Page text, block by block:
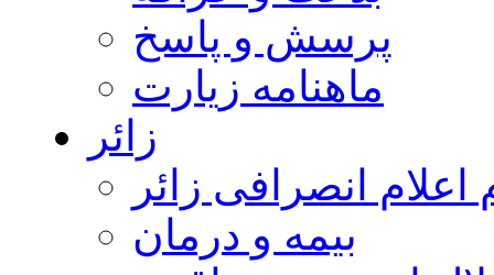
پرسش و پاسخ
ماهنامه زیارت
زائر
اعلام انصرافی زائر
بيمه و درمان